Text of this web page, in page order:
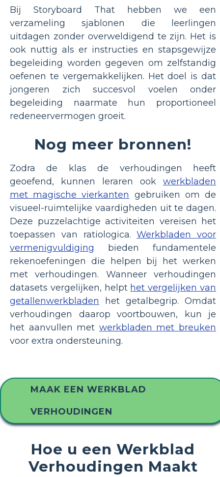
Bij Storyboard That hebben we een
verzameling sjablonen die leerlingen
uitdagen zonder overweldigend te zijn. Het is
ook nuttig als er instructies en stapsgewijze
begeleiding worden gegeven om zelfstandig
oefenen te vergemakkelijken. Het doel is dat
jongeren zich succesvol voelen onder
begeleiding naarmate hun proportioneel
redeneervermogen groeit.
Nog meer bronnen!
Zodra de klas de verhoudingen heeft
geoefend, kunnen leraren ook werkbladen
met magische vierkanten gebruiken om de
visueel-ruimtelijke vaardigheden uit te dagen.
Deze puzzelachtige activiteiten vereisen het
toepassen van ratiologica.Werkbladen voor
vermenigvuldiging bieden fundamentele
rekenoefeningen die helpen bij het werken
met verhoudingen. Wanneer verhoudingen
datasets vergelijken, helpt het vergelijken van
getallenwerkbladen het getalbegrip. Omdat
verhoudingen daarop voortbouwen, kun je
het aanvullen met werkbladen met breuken
voor extra ondersteuning.
MAAK EEN WERKBLAD
VERHOUDINGEN
Hoe u een Werkblad
Verhoudingen Maakt